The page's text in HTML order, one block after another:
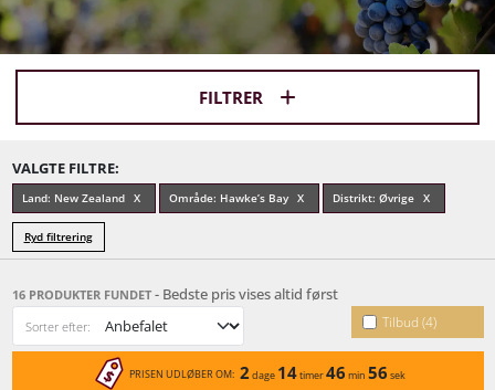
FILTRER
VALGTE FILTRE:
Land: New Zealand Område: Hawke’s Bay Distrikt: Øvrige
Ryd filtrering
16 PRODUKTER FUNDET - Bedste pris vises altid først
Tilbud (4)
Sorter efter:
PRISEN UDLØBER OM: 2 dage 14timer46 min 56 sek